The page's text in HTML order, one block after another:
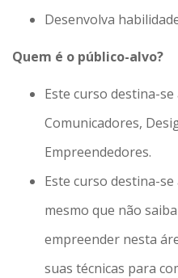
Desenvolva
Quem é o público-alvo?
Este curso destina-
Comunicadores,
Empreendedores.
Este curso destina-
mesmo que não
empreender nesta
suas técnicas para